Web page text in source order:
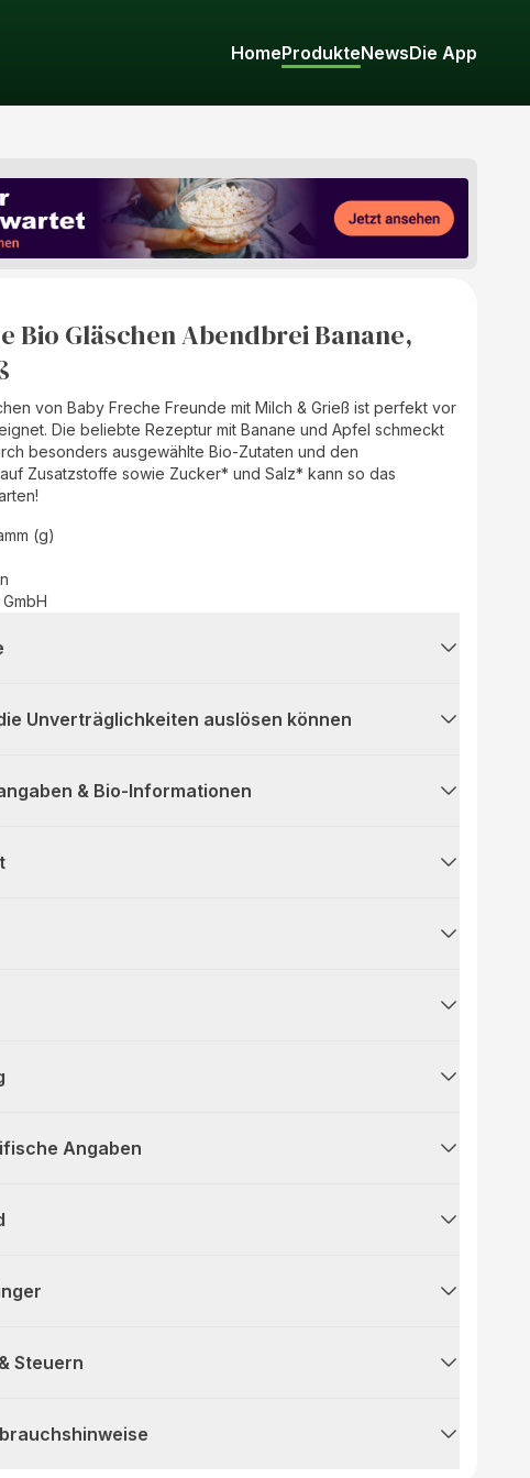
HomeProdukteNewsDie App
Bio Gläschen Abendbrei Banane,
von Baby Freche Freunde mit Milch & Grieß ist perfekt vor
Die beliebte Rezeptur mit Banane und Apfel schmeckt
besonders ausgewählte Bio-Zutaten und den
Zusatzstoffe sowie Zucker* und Salz* kann so das
(g)
Unverträglichkeiten auslösen können
& Bio-Informationen
Angaben
Steuern